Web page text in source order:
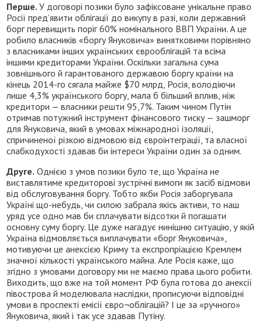
Перше.У договорі позики було зафіксоване унікальне право
Росії пред’явити облігації до викупу в разі, коли державний
борг перевищить поріг 60% номінального ВВП України. А це
робило власників «боргу Януковича» винятковими порівняно
з власниками інших українських єврооблігацій та всіма
іншими кредиторами України. Оскільки загальна сума
зовнішнього й гарантованого державою боргу країни на
кінець 2014-го сягала майже $70 млрд, Росія, володіючи
лише 4,3% українського боргу, мала б більший вплив, ніж
кредитори — власники решти 95,7%. Таким чином Путін
отримав потужний інструмент фінансового тиску — зашморг
для Януковича, який в умовах міжнародної ізоляції,
спричиненої різкою відмовою від євроінтеграції, та власної
слабкодухості здавав би інтереси України один за одним.
Друге. Однією з умов позики було те, що Україна не
виставлятиме кредиторові зустрічні вимоги як засіб відмови
від обслуговування боргу. Тобто якби Росія заборгувала
Україні що-небудь, чи силою забрала якісь активи, то наш
уряд усе одно мав би сплачувати відсотки й погашати
основну суму боргу. Це дуже нагадує нинішню ситуацію, у якій
Україна відмовляється виплачувати «борг Януковича»,
мотивуючи це анексією Криму та експропріацією Кремлем
значної кількості українського майна. Але Росія каже, що
згідно з умовами договору ми не маємо права цього робити.
Виходить, що вже на той момент РФ була готова до анексії
півострова й моделювала наслідки, прописуючи відповідні
умови в проспекті емісії євро¬облігацій? І це за «ручного»
Януковича, який і так усе здавав Путіну.